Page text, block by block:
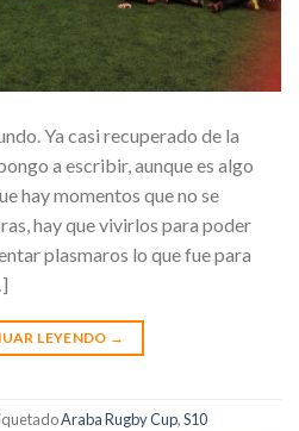
Ya casi recuperado de la
a escribir, aunque es algo
hay momentos que no se
hay que vivirlos para poder
plasmaros lo que fue para
LEYENDO →
Araba Rugby Cup,S10